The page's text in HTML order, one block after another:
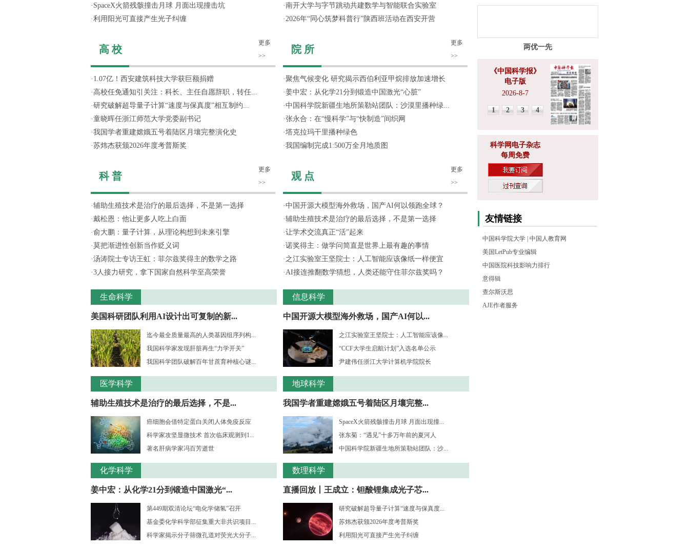
· SpaceX火箭残骸撞击月球 月面出现撞击坑
·利用阳光可直接产生光子纠缠
高 校
更多
>>
· 1.07亿！西安建筑科技大学获巨额捐赠
· 高校任免通知引关注：科长、主任自愿辞职，转任...
·研究破解超导量子计算“速度与保真度”相互制约...
·童晓晖任浙江师范大学党委副书记
·我国学者重建嫦娥五号着陆区月壤完整演化史
·苏炜杰获颁2026年度考普斯奖
科 普
更多
>>
·辅助生殖技术是治疗的最后选择，不是第一选择
·戴松恩：他让更多人吃上白面
·俞大鹏：量子计算，从理论构想到未来引擎
·莫把渐进性创新当作贬义词
·汤涛院士专访王虹：菲尔兹奖得主的数学之路
·3人接力研究，拿下国家自然科学至高荣誉
生命科学
美国科研团队利用AI设计出可复制的新...
迄今最全质量最高的人类基因组序列构...
我国科学家发现肝脏再生“力学开关”
我国科学团队破解百年甘蔗育种核心谜...
医学科学
辅助生殖技术是治疗的最后选择，不是...
癌细胞会借特定蛋白关闭人体免疫反应
科学家攻坚显微技术 首次临床观测到1...
著名肝病学家冯百芳逝世
化学科学
姜中宏：从化学21分到锻造中国激光“...
第449期双清论坛“电化学储氢”召开
基金委化学科学部征集重大非共识项目...
科学家揭示分子筛微孔道对荧光大分子...
·南开大学与字节跳动共建数学与智能联合实验室
·2026年“同心筑梦科普行”陕西班活动在西安开营
院 所
更多
>>
·聚焦气候变化 研究揭示西伯利亚甲烷排放加速增长
·姜中宏：从化学21分到锻造中国激光“心脏”
·中国科学院新疆生地所策勒站团队：沙漠里播种绿...
·张永合：在“慢科学”与“快制造”间织网
·塔克拉玛干里播种绿色
·我国编制完成1:500万全月地质图
观 点
更多
>>
·中国开源大模型海外救场，国产AI何以领跑全球？
·辅助生殖技术是治疗的最后选择，不是第一选择
·让学术交流真正“活”起来
·诺奖得主：做学问简直是世界上最有趣的事情
· 之江实验室王坚院士：人工智能应该像纸一样便宜
·AI接连推翻数学猜想，人类还能守住菲尔兹奖吗？
信息科学
中国开源大模型海外救场，国产AI何以...
之江实验室王坚院士：人工智能应该像...
“CCF大学生启航计划”入选名单公示
尹建伟任浙江大学计算机学院院长
地球科学
我国学者重建嫦娥五号着陆区月壤完整...
SpaceX火箭残骸撞击月球 月面出现撞...
张东菊：“遇见”十多万年前的夏河人
中国科学院新疆生地所策勒站团队：沙...
数理科学
直播回放丨王成立：钽酸锂集成光子芯...
研究破解超导量子计算“速度与保真度...
苏炜杰获颁2026年度考普斯奖
利用阳光可直接产生光子纠缠
两优一先
《中国科学报》
电子版
2026-8-7
1 2 3 4
科学网电子杂志
每周免费
友情链接
中国科学院大学 中国人教育网
美国LetPub专业编辑
中国医院科技影响力排行
意得辑
查尔斯沃思
AJE作者服务